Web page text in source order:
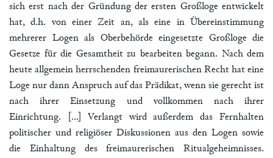
sich erst nach der Gründung der ersten Großloge entwickelt
hat, d.h. von einer Zeit an, als eine in Übereinstimmung
mehrerer Logen als Oberbehörde eingesetzte Großloge die
Gesetze für die Gesamtheit zu bearbeiten begann. Nach dem
heute allgemein herrschenden freimaurerischen Recht hat eine
Loge nur dann Anspruch auf das Prädikat, wenn sie gerecht ist
nach ihrer Einsetzung und vollkommen nach ihrer
Einrichtung. [...] Verlangt wird außerdem das Fernhalten
politischer und religiöser Diskussionen aus den Logen sowie
die Einhaltung des freimaurerischen Ritualgeheimnisses.